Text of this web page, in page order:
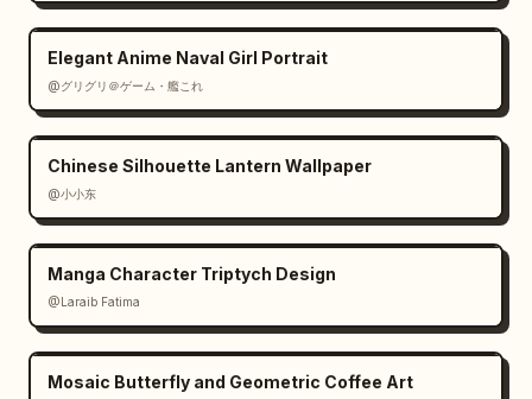
Elegant Anime Naval Girl Portrait
@グリグリ＠ゲーム・艦これ
Chinese Silhouette Lantern Wallpaper
@小小东
Manga Character Triptych Design
@Laraib Fatima‎
Mosaic Butterfly and Geometric Coffee Art